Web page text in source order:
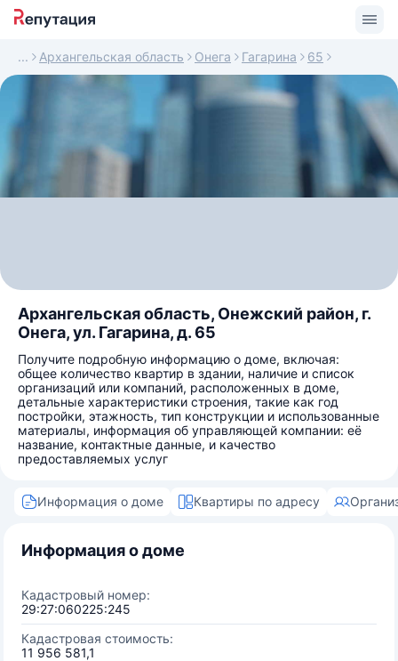
Архангельская область Онега Гагарина 65
Архангельская область, Онежский район, г.
Онега, ул. Гагарина, д. 65
Получите подробную информацию о доме, включая:
общее количество квартир в здании, наличие и список
организаций или компаний, расположенных в доме,
детальные характеристики строения, такие как год
постройки, этажность, тип конструкции и использованные
материалы, информация об управляющей компании: её
название, контактные данные, и качество
предоставляемых услуг
Информация о доме Квартиры по адресу
Информация о доме
Кадастровый номер:
29:27:060225:245
Кадастровая стоимость:
11 956 581,1